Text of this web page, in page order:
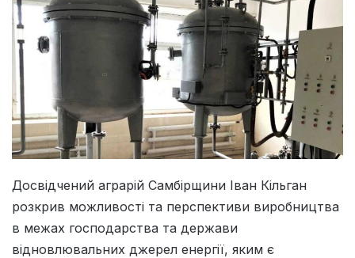
Досвідчений аграрій Самбірщини Іван Кільган
розкрив можливості та перспективи виробництва
в межах господарства та держави
відновлювальних джерел енергії, яким є